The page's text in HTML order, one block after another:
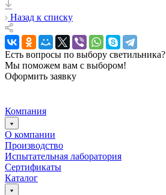
Назад к списку
Есть вопросы по выбору светильника?
Мы поможем вам с выбором!
Оформить заявку
Компания
О компании
Производство
Испытательная лаборатория
Сертификаты
Каталог